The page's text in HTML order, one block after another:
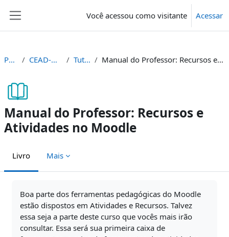
Você acessou como visitante Acessar
Painel CEAD-AMB-TUT Tutoriais Manual do Professor: Recursos e Atividades no Moodle
Manual do Professor: Recursos e
Atividades no Moodle
Livro Mais
Boa parte dos ferramentas pedagógicas do Moodle
estão dispostos em Atividades e Recursos. Talvez
essa seja a parte deste curso que vocês mais irão
consultar. Essa será sua primeira caixa de